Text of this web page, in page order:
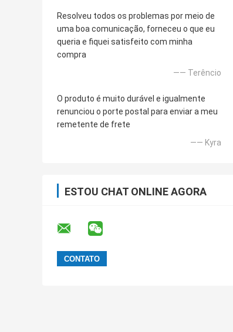
Resolveu todos os problemas por meio de
uma boa comunicação, forneceu o que eu
queria e fiquei satisfeito com minha
compra
—— Terêncio
O produto é muito durável e igualmente
renunciou o porte postal para enviar a meu
remetente de frete
—— Kyra
ESTOU CHAT ONLINE AGORA